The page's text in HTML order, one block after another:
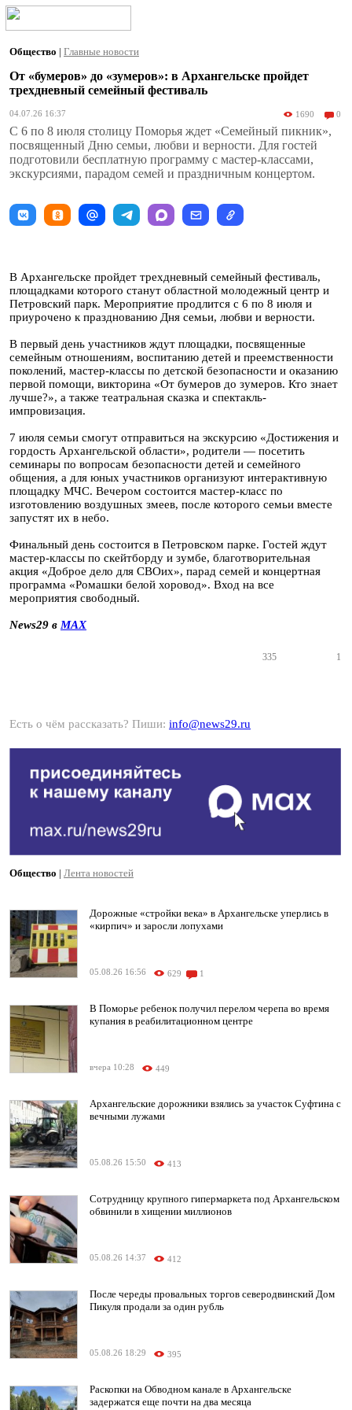
Общество | Главные новости
От «бумеров» до «зумеров»: в Архангельске пройдет
трехдневный семейный фестиваль
04.07.26 16:37 1690 0
С 6 по 8 июля столицу Поморья ждет «Семейный пикник»,
посвященный Дню семьи, любви и верности. Для гостей
подготовили бесплатную программу с мастер-классами,
экскурсиями, парадом семей и праздничным концертом.
В Архангельске пройдет трехдневный семейный фестиваль,
площадками которого станут областной молодежный центр и
Петровский парк. Мероприятие продлится с 6 по 8 июля и
приурочено к празднованию Дня семьи, любви и верности.
В первый день участников ждут площадки, посвященные
семейным отношениям, воспитанию детей и преемственности
поколений, мастер-классы по детской безопасности и оказанию
первой помощи, викторина «От бумеров до зумеров. Кто знает
лучше?», а также театральная сказка и спектакль-
импровизация.
7 июля семьи смогут отправиться на экскурсию «Достижения и
гордость Архангельской области», родители — посетить
семинары по вопросам безопасности детей и семейного
общения, а для юных участников организуют интерактивную
площадку МЧС. Вечером состоится мастер-класс по
изготовлению воздушных змеев, после которого семьи вместе
запустят их в небо.
Финальный день состоится в Петровском парке. Гостей ждут
мастер-классы по скейтборду и зумбе, благотворительная
акция «Доброе дело для СВОих», парад семей и концертная
программа «Ромашки белой хоровод». Вход на все
мероприятия свободный.
News29 в MAX
335 1
Есть о чём рассказать? Пиши: info@news29.ru
Общество | Лента новостей
Дорожные «стройки века» в Архангельске уперлись в
«кирпич» и заросли лопухами
05.08.26 16:56 629 1
В Поморье ребенок получил перелом черепа во время
купания в реабилитационном центре
вчера 10:28 449
Архангельские дорожники взялись за участок Суфтина с
вечными лужами
05.08.26 15:50 413
Сотрудницу крупного гипермаркета под Архангельском
обвинили в хищении миллионов
05.08.26 14:37 412
После череды провальных торгов северодвинский Дом
Пикуля продали за один рубль
05.08.26 18:29 395
Раскопки на Обводном канале в Архангельске
задержатся еще почти на два месяца